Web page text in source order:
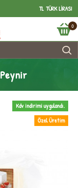
TL TÜRK LIRASI
0
Özel Üretim
Kdv indirimi uygulandı.